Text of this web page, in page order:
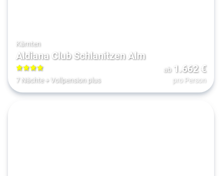
Kärnten
Aldiana Club Schlanitzen Alm
4
7 Nächte+ Vollpension plus
ab 1.662€
pro Person